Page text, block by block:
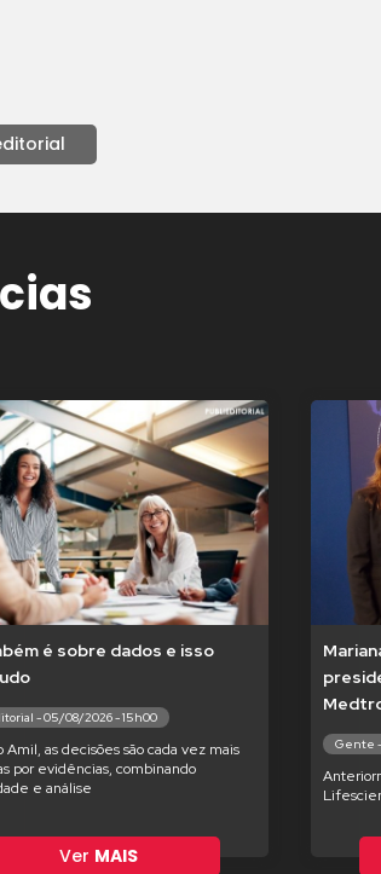
é sobre dados e isso
- 05/08/2026 - 15h00
Amil, as decisões são cada vez mais
por evidências, combinando
e análise
Ver MAIS
Gente